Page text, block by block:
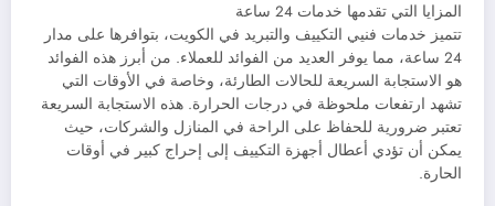
المزايا التي تقدمها خدمات 24 ساعة
تتميز خدمات فنيي التكييف والتبريد في الكويت، بتوافرها على مدار
24 ساعة، مما يوفر العديد من الفوائد للعملاء. من أبرز هذه الفوائد
هو الاستجابة السريعة للحالات الطارئة، وخاصة في الأوقات التي
تشهد ارتفعات ملحوظة في درجات الحرارة. هذه الاستجابة السريعة
تعتبر ضرورية للحفاظ على الراحة في المنازل والشركات، حيث
يمكن أن تؤدي أعطال أجهزة التكييف إلى إحراج كبير في أوقات
الحارة.